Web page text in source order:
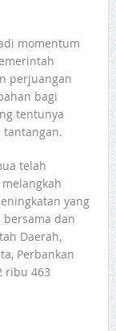
momentum
perjuangan
bagi
tentunya
telah
yang
dan
Daerah,
Perbankan
ribu 463